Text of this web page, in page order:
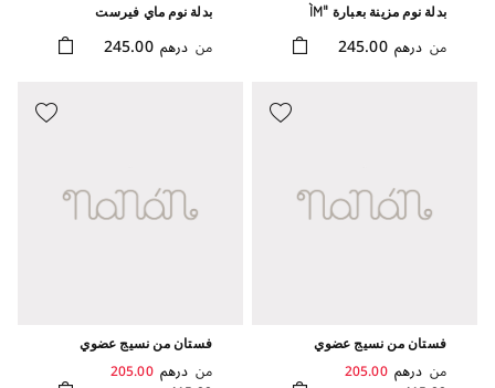
بدلة نوم مزينة بعبارة "I`M
في علبة
من درهم 245.00
بدلة نوم ماي فيرست
من درهم 245.00
فستان من نسيج عضوي
من درهم 205.00
فستان من نسيج عضوي
من درهم 205.00